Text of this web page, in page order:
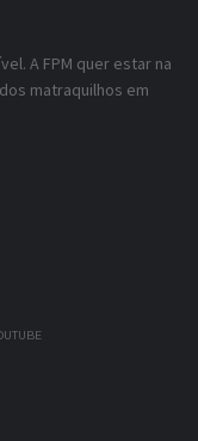
A FPM quer estar na
matraquilhos em